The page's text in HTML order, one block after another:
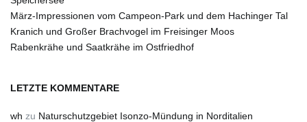
März-Impressionen vom Campeon-Park und dem Hachinger Tal
Kranich und Großer Brachvogel im Freisinger Moos
Rabenkrähe und Saatkrähe im Ostfriedhof
LETZTE KOMMENTARE
wh zu Naturschutzgebiet Isonzo-Mündung in Norditalien